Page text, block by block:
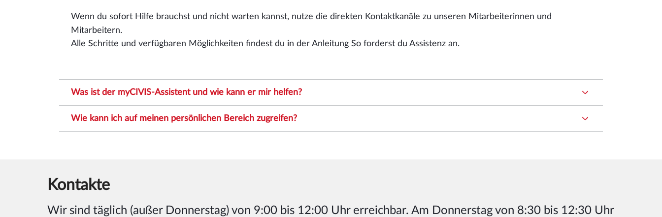
Wenn du sofort Hilfe brauchst und nicht warten kannst, nutze die direkten Kontaktkanäle zu unseren Mitarbeiterinnen und
Mitarbeitern.
Alle Schritte und verfügbaren Möglichkeiten findest du in der Anleitung So forderst du Assistenz an.
Was ist der myCIVIS-Assistent und wie kann er mir helfen?
Wie kann ich auf meinen persönlichen Bereich zugreifen?
Kontakte
Wir sind täglich (außer Donnerstag) von 9:00 bis 12:00 Uhr erreichbar. Am Donnerstag von 8:30 bis 12:30 Uhr